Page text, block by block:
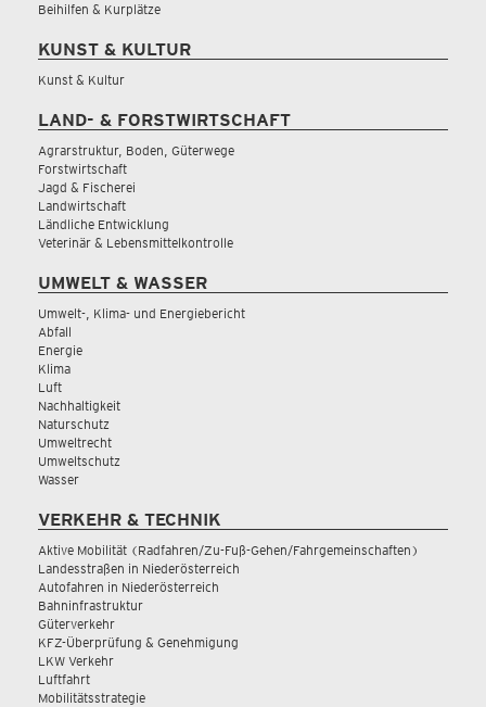
Beihilfen & Kurplätze
KUNST & KULTUR
Kunst & Kultur
LAND- & FORSTWIRTSCHAFT
Agrarstruktur, Boden, Güterwege
Forstwirtschaft
Jagd & Fischerei
Landwirtschaft
Ländliche Entwicklung
Veterinär & Lebensmittelkontrolle
UMWELT & WASSER
Umwelt-, Klima- und Energiebericht
Abfall
Energie
Klima
Luft
Nachhaltigkeit
Naturschutz
Umweltrecht
Umweltschutz
Wasser
VERKEHR & TECHNIK
Aktive Mobilität (Radfahren/Zu-Fuß-Gehen/Fahrgemeinschaften)
Landesstraßen in Niederösterreich
Autofahren in Niederösterreich
Bahninfrastruktur
Güterverkehr
KFZ-Überprüfung & Genehmigung
LKW Verkehr
Luftfahrt
Mobilitätsstrategie